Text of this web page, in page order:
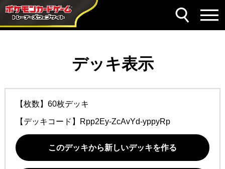
デッキ表示
【枚数】60枚デッキ
【デッキコード】 Rpp2Ey-ZcAvYd-yppyRp
このデッキから新しいデッキを作る